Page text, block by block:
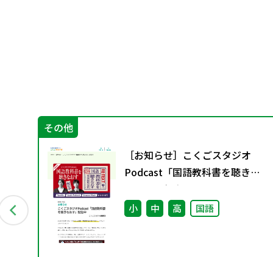
その他
［お知らせ］こくごスタジオ
Podcast「国語教科書を聴きな
おす」配信中
小 中 高 国語